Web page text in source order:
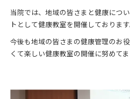
当院では、地域の皆さまと健康につ
トとして健康教室を開催しております
今後も地域の皆さまの健康管理のお
くて楽しい健康教室の開催に努めてま